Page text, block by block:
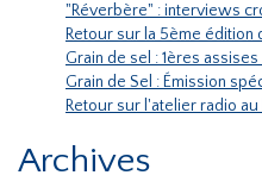
"Réverbère" : interviews
Retour sur la 5ème édition
Grain de sel : 1ères
Grain de Sel : Émission
Retour sur l'atelier radio
Archives